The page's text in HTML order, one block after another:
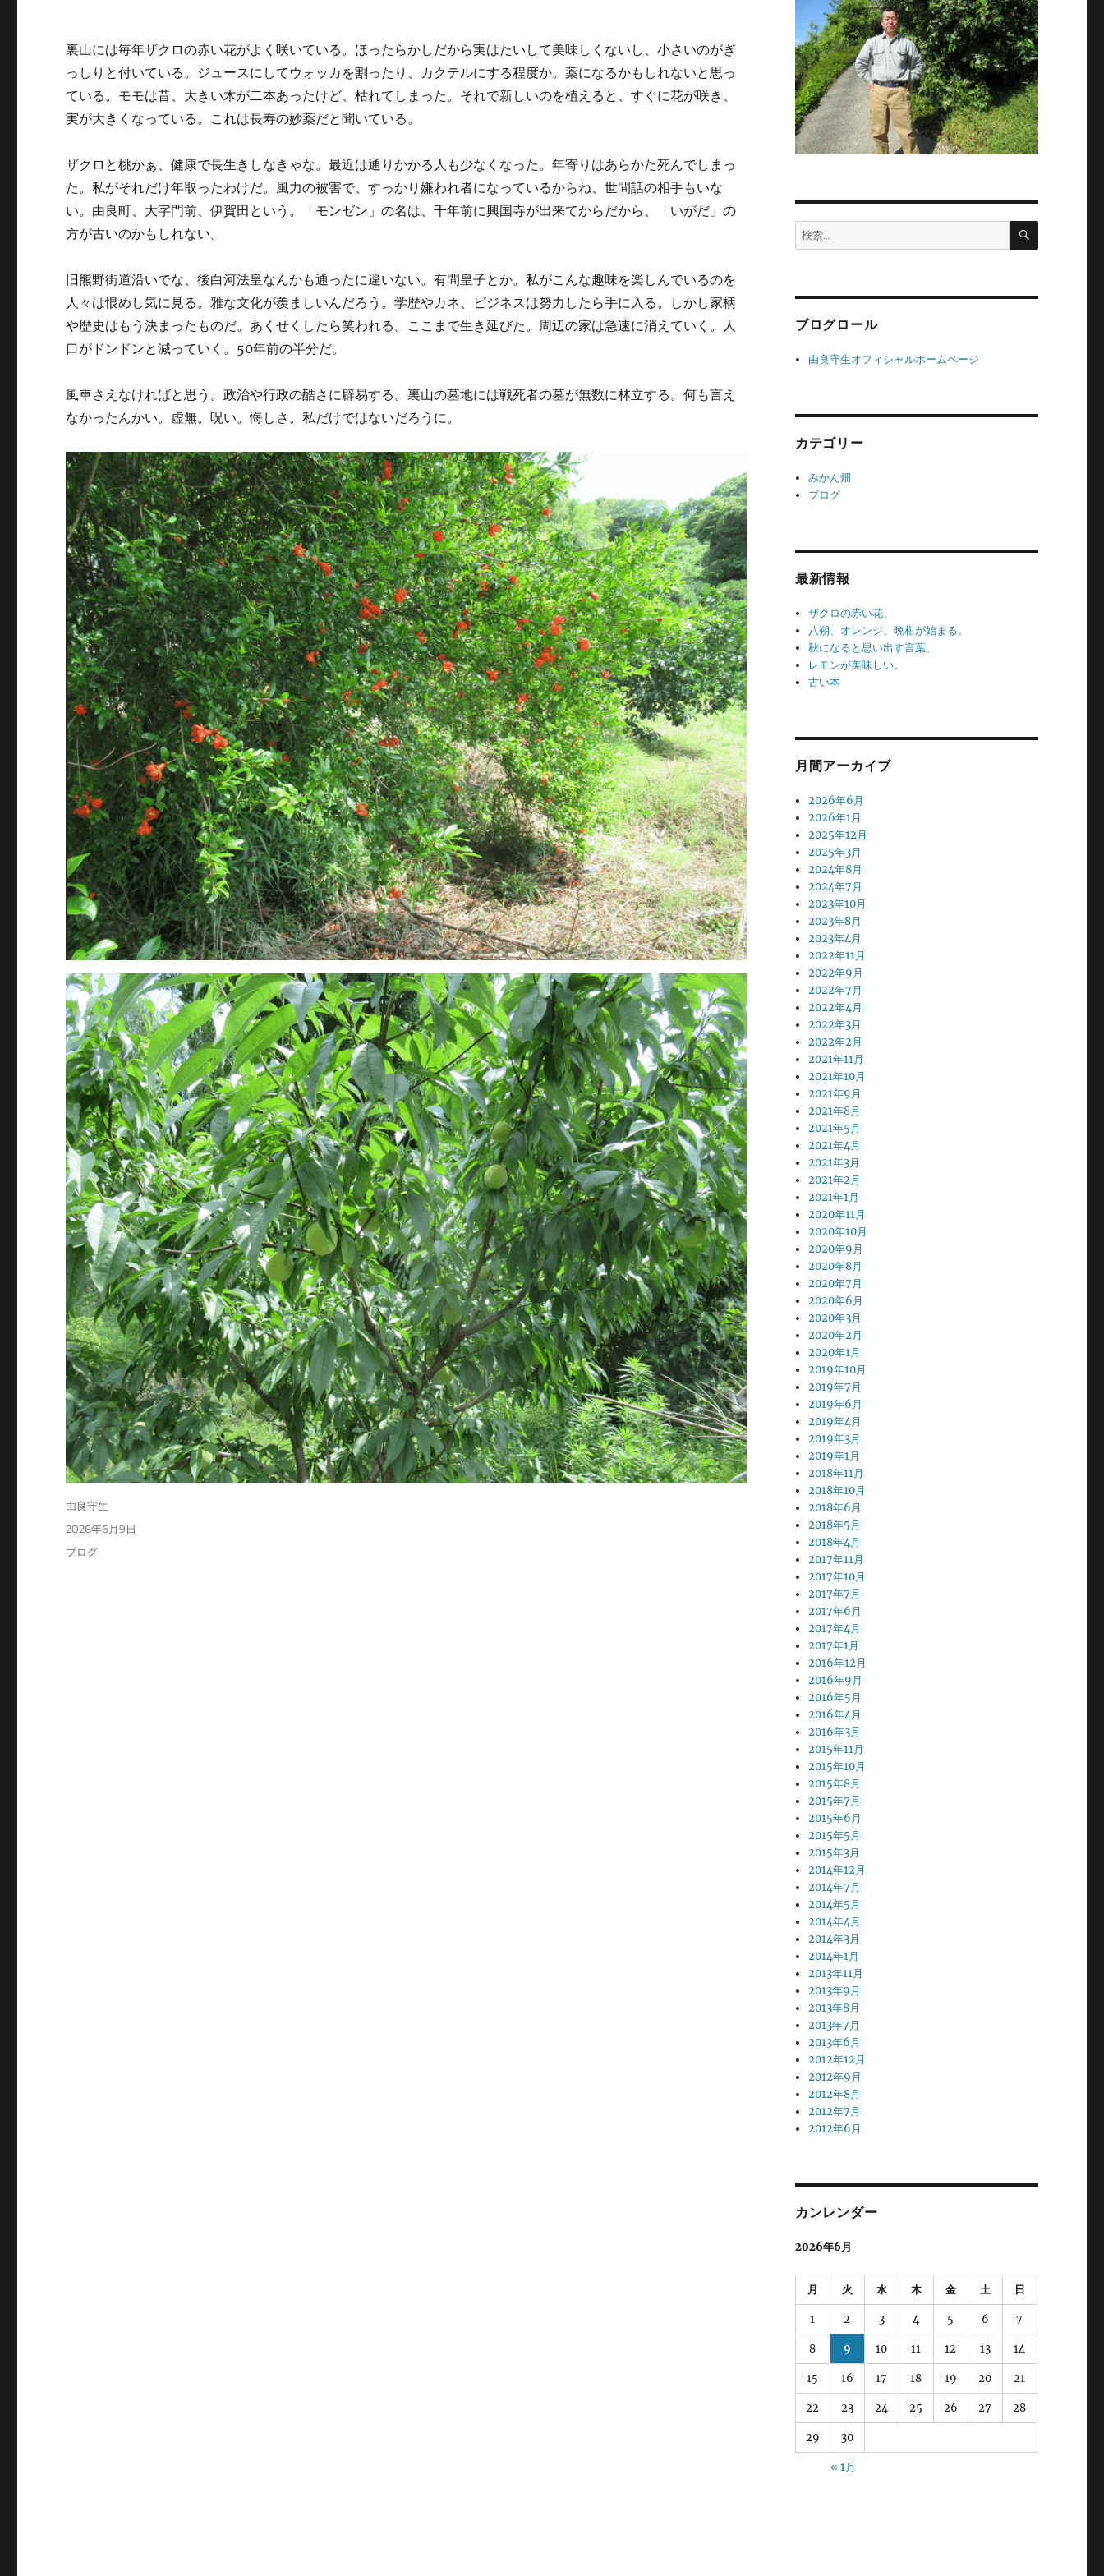
裏山には毎年ザクロの赤い花がよく咲いている。ほったらかしだから実はたいして美味しくないし、小さいのがぎ
っしりと付いている。ジュースにしてウォッカを割ったり、カクテルにする程度か。薬になるかもしれないと思っ
ている。モモは昔、大きい木が二本あったけど、枯れてしまった。それで新しいのを植えると、すぐに花が咲き、
実が大きくなっている。これは長寿の妙薬だと聞いている。
ザクロと桃かぁ、健康で長生きしなきゃな。最近は通りかかる人も少なくなった。年寄りはあらかた死んでしまっ
た。私がそれだけ年取ったわけだ。風力の被害で、すっかり嫌われ者になっているからね、世間話の相手もいな
い。由良町、大字門前、伊賀田という。「モンゼン」の名は、千年前に興国寺が出来てからだから、「いがだ」の
方が古いのかもしれない。
旧熊野街道沿いでな、後白河法皇なんかも通ったに違いない。有間皇子とか。私がこんな趣味を楽しんでいるのを
人々は恨めし気に見る。雅な文化が羨ましいんだろう。学歴やカネ、ビジネスは努力したら手に入る。しかし家柄
や歴史はもう決まったものだ。あくせくしたら笑われる。ここまで生き延びた。周辺の家は急速に消えていく。人
口がドンドンと減っていく。50年前の半分だ。
風車さえなければと思う。政治や行政の酷さに辟易する。裏山の墓地には戦死者の墓が無数に林立する。何も言え
なかったんかい。虚無。呪い。悔しさ。私だけではないだろうに。
投
稿
由良守生
投
稿
2026年6月9日
カ
ブログ
検
索:
検
ブログロール
由良守生オフィシャルホームページ
カテゴリー
みかん畑
ブログ
最新情報
ザクロの赤い花、
八朔、オレンジ、晩柑が始まる。
秋になると思い出す言葉、
レモンが美味しい。
古い本
月間アーカイブ
2026年6月
2026年1月
2025年12月
2025年3月
2024年8月
2024年7月
2023年10月
2023年8月
2023年4月
2022年11月
2022年9月
2022年7月
2022年4月
2022年3月
2022年2月
2021年11月
2021年10月
2021年9月
2021年8月
2021年5月
2021年4月
2021年3月
2021年2月
2021年1月
2020年11月
2020年10月
2020年9月
2020年8月
2020年7月
2020年6月
2020年3月
2020年2月
2020年1月
2019年10月
2019年7月
2019年6月
2019年4月
2019年3月
2019年1月
2018年11月
2018年10月
2018年6月
2018年5月
2018年4月
2017年11月
2017年10月
2017年7月
2017年6月
2017年4月
2017年1月
2016年12月
2016年9月
2016年5月
2016年4月
2016年3月
2015年11月
2015年10月
2015年8月
2015年7月
2015年6月
2015年5月
2015年3月
2014年12月
2014年7月
2014年5月
2014年4月
2014年3月
2014年1月
2013年11月
2013年9月
2013年8月
2013年7月
2013年6月
2012年12月
2012年9月
2012年8月
2012年7月
2012年6月
カンレンダー
2026年6月
月 火 水 木 金 土 日
1 2 3 4 5 6 7
8 9 10 11 12 13 14
15 16 17 18 19 20 21
22 23 24 25 26 27 28
29 30
« 1月